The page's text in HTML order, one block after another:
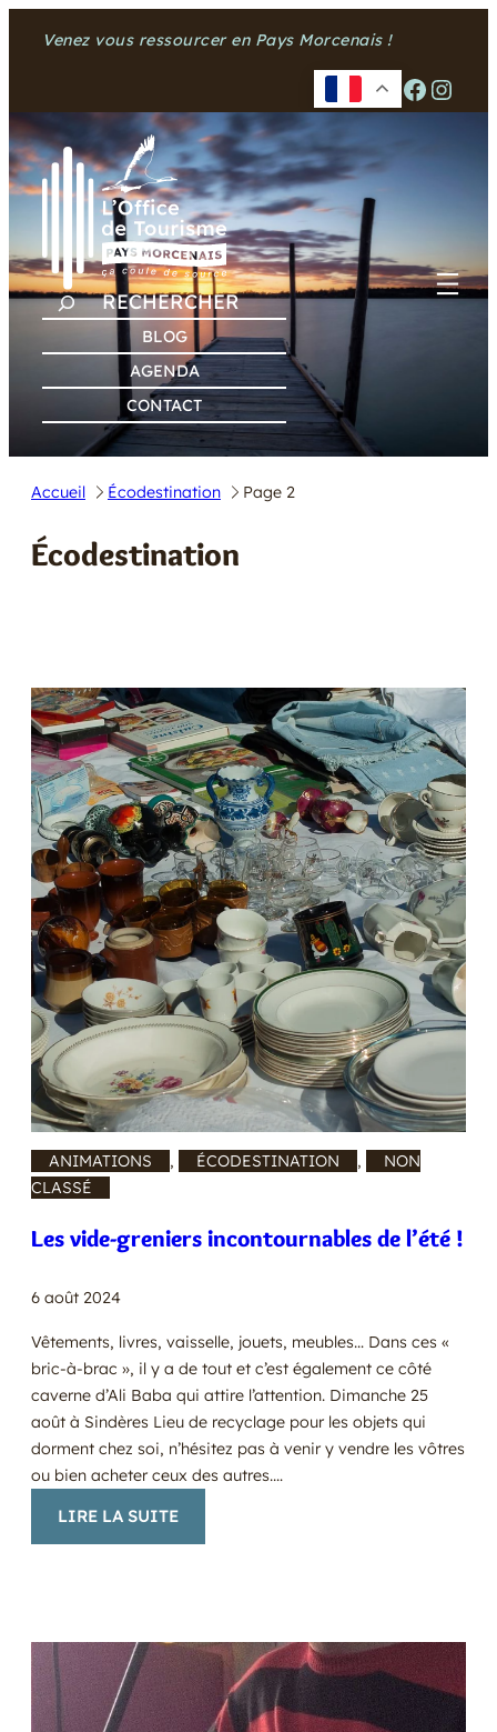
Venez vous ressourcer en Pays Morcenais !
Facebook Instagram
R
C
H
H
R
BLOG
AGENDA
CONTACT
Accueil Écodestination Page 2
Écodestination
ANIMATIONS , ÉCODESTINATION ,
NON
CLASSÉ
Les vide-greniers incontournables de l’été !
6 août 2024
Vêtements, livres, vaisselle, jouets, meubles… Dans ces «
bric-à-brac », il y a de tout et c’est également ce côté
caverne d’Ali Baba qui attire l’attention. Dimanche 25
août à Sindères Lieu de recyclage pour les objets qui
dorment chez soi, n’hésitez pas à venir y vendre les vôtres
ou bien acheter ceux des autres.…
LIRE LA SUITE:
LES
DE
L’ÉTÉ
!